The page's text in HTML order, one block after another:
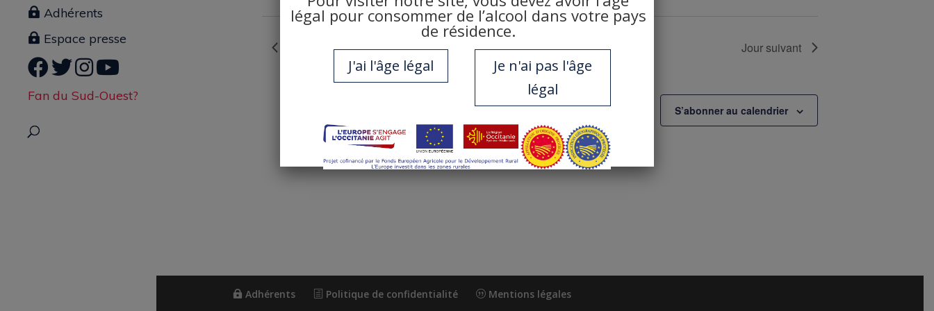
Adhérents
Espace presse
Fan du Sud-Ouest?
Jour précédent Jour suivant
S’abonner au calendrier
Adhérents Politique de confidentialité Mentions légales
légal pour consommer de l’alcool dans votre pays
de résidence.
J'ai l'âge légal
Je n'ai pas l'âge
légal